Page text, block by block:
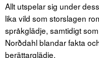
Allt utspelar sig under
lika vild som storslagen
språkglädje, samtidigt
Norðdahl blandar fakta
berättarglädje.